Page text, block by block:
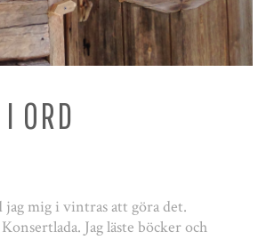
ORD
mig i vintras att göra det.
Jag läste böcker och